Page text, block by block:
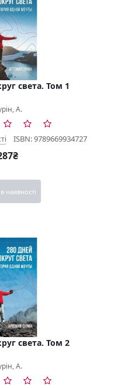
света. Том 1
А.
ISBN: 9789669934727
наявності
света. Том 2
А.